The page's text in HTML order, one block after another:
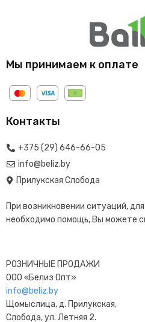
Мы принимаем к оплате
Контакты
+375 (29) 646-66-05
info@beliz.by
Прилукская Слобода
При возникновении ситуаций,
необходимо помощь, Вы можете
РОЗНИЧНЫЕ ПРОДАЖИ
ООО «Белиз Опт»
info@beliz.by
Щомыслица, д. Прилукская,
Слобода, ул. Летняя 2.